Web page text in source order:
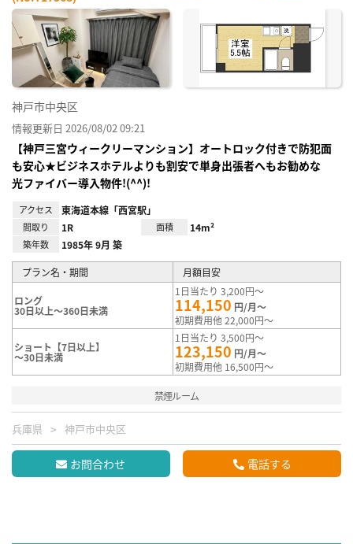
神戸市中央区
情報更新日 2026/08/02 09:21
【神戸三宮ウィークリーマンション】オートロック付きで防犯面
も安心★ビジネスホテルよりも割安で単身出張者へもお勧めな
光ファイバー導入物件!(^^)!
アクセス 東海道本線「西宮駅」
間取り 1R 面積 14m²
築年数 1985年 9月 築
プラン名・期間 月額目安
ロング
30日以上～360日未満
1日当たり 3,200円～
114,150 円/月～
初期費用他 22,000円～
ショート【7日以上】
～30日未満
1日当たり 3,500円～
123,150 円/月～
初期費用他 16,500円～
禁煙ルーム
兵庫県 神戸市中央区
お問合わせ 電話する